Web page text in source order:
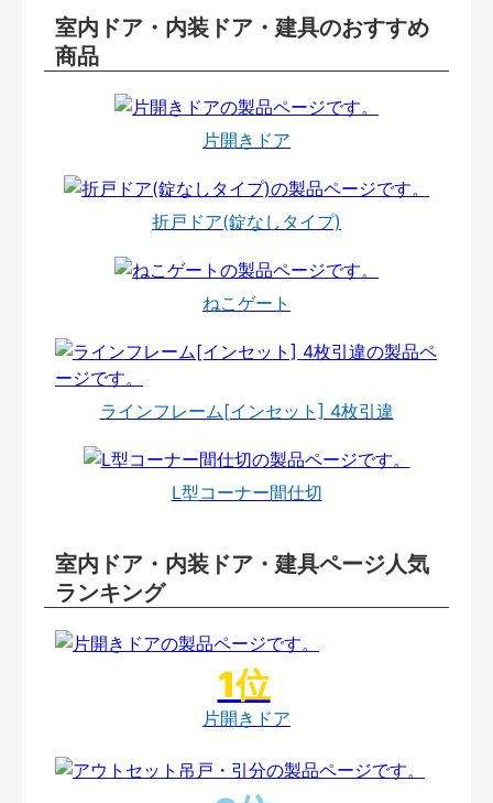
室内ドア・内装ドア・建具のおすすめ
商品
片開きドア
折戸ドア(錠なしタイプ)
ねこゲート
ラインフレーム[インセット] 4枚引違
L型コーナー間仕切
室内ドア・内装ドア・建具ページ人気
ランキング
片開きドア